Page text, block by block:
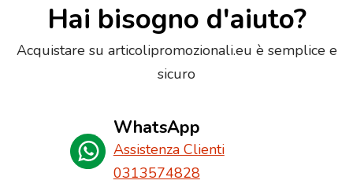
Hai bisogno d'aiuto?
Acquistare su articolipromozionali.eu è semplice e
sicuro
WhatsApp
Assistenza Clienti
0313574828